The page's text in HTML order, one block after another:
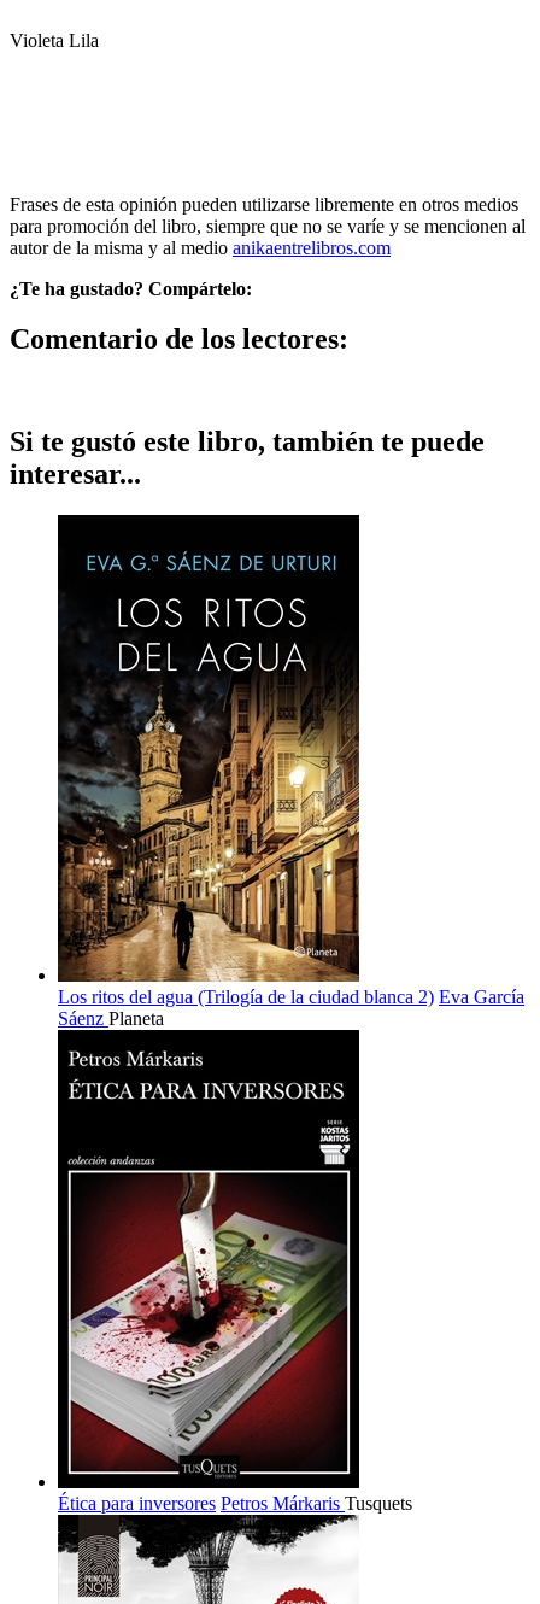
Violeta Lila
Frases de esta opinión pueden utilizarse libremente en otros medios
para promoción del libro, siempre que no se varíe y se mencionen al
autor de la misma y al medio anikaentrelibros.com
¿Te ha gustado? Compártelo:
Comentario de los lectores:
Si te gustó este libro, también te puede
interesar...
Los ritos del agua (Trilogía de la ciudad blanca 2) Eva García
Sáenz Planeta
Ética para inversores Petros Márkaris Tusquets